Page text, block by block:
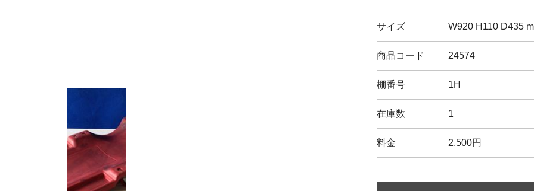
サイズ W920 H110 D435
商品コード 24574
棚番号 1H
在庫数 1
料金 2,500円